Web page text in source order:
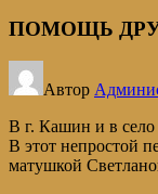
ПОМОЩЬ
Автор
В г. Кашин и в село
В этот непростой
матушкой